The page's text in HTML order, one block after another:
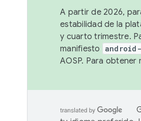
A partir de 2026,
estabilidad de la
y cuarto trimestre.
manifiesto
AOSP. Para